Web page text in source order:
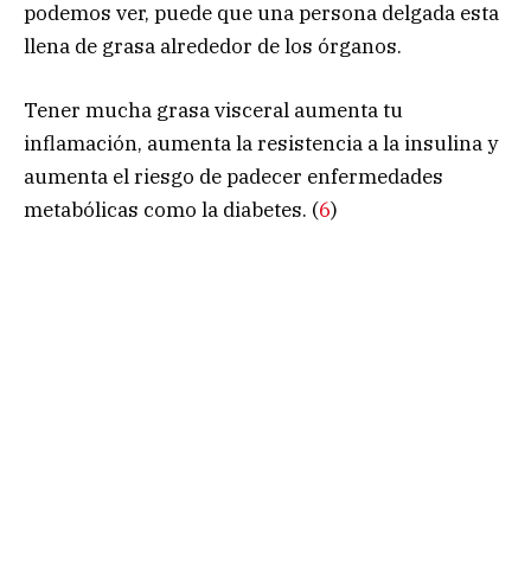
podemos ver, puede que una persona delgada esta
llena de grasa alrededor de los órganos.
Tener mucha grasa visceral aumenta tu
inflamación, aumenta la resistencia a la insulina y
aumenta el riesgo de padecer enfermedades
metabólicas como la diabetes. (6)